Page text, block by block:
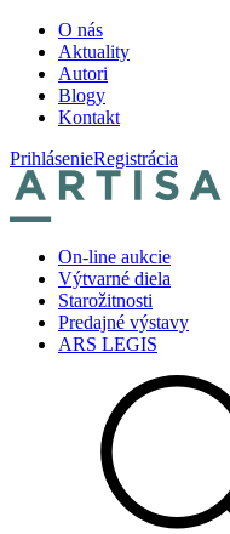
O nás
Aktuality
Autori
Blogy
Kontakt
PrihlásenieRegistrácia
On-line aukcie
Výtvarné diela
Starožitnosti
Predajné výstavy
ARS LEGIS